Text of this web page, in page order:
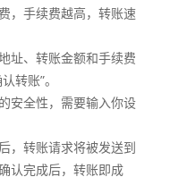
，手续费越高，转账速
址、转账金额和手续费
转账”。
安全性，需要输入你设
，转账请求将被发送到
认完成后，转账即成